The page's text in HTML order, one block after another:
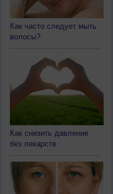
Как часто следует мыть
волосы?
Как снизить давление
без лекарств